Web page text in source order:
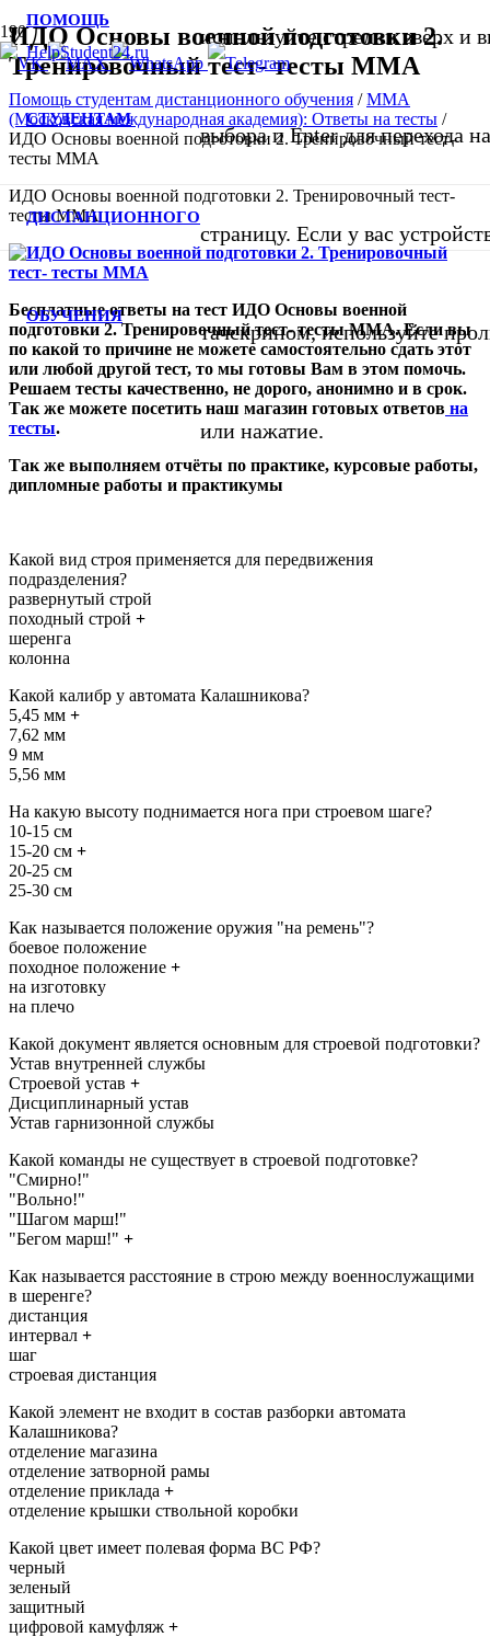
ПОМОЩЬ
СТУДЕНТАМ
ДИСТАНЦИОННОГО
ОБУЧЕНИЯ
используйте стрелки вверх и
выбора и Enter для перехода
страницу. Если у вас
тачскрином, используйте
или нажатие.
ИДО Основы военной подготовки 2.
Тренировочный тест- тесты ММА
Помощь студентам дистанционного обучения /ММА
(Московская международная академия): Ответы на тесты /
ИДО Основы военной подготовки 2. Тренировочный тест-
тесты ММА
ИДО Основы военной подготовки 2. Тренировочный тест-
тесты ММА
Бесплатные ответы на тест ИДО Основы военной
подготовки 2. Тренировочный тест- тесты ММА. Если вы
по какой то причине не можете самостоятельно сдать этот
или любой другой тест, то мы готовы Вам в этом помочь.
Решаем тесты качественно, не дорого, анонимно и в срок.
Так же можете посетить наш магазин готовых ответов на
тесты.
Так же выполняем отчёты по практике, курсовые работы,
дипломные работы и практикумы
Какой вид строя применяется для передвижения
подразделения?
развернутый строй
походный строй +
шеренга
колонна
Какой калибр у автомата Калашникова?
5,45 мм +
7,62 мм
9 мм
5,56 мм
На какую высоту поднимается нога при строевом шаге?
10-15 см
15-20 см +
20-25 см
25-30 см
Как называется положение оружия "на ремень"?
боевое положение
походное положение +
на изготовку
на плечо
Какой документ является основным для строевой подготовки?
Устав внутренней службы
Строевой устав +
Дисциплинарный устав
Устав гарнизонной службы
Какой команды не существует в строевой подготовке?
"Смирно!"
"Вольно!"
"Шагом марш!"
"Бегом марш!" +
Как называется расстояние в строю между военнослужащими
в шеренге?
дистанция
интервал +
шаг
строевая дистанция
Какой элемент не входит в состав разборки автомата
Калашникова?
отделение магазина
отделение затворной рамы
отделение приклада +
отделение крышки ствольной коробки
Какой цвет имеет полевая форма ВС РФ?
черный
зеленый
защитный
цифровой камуфляж +